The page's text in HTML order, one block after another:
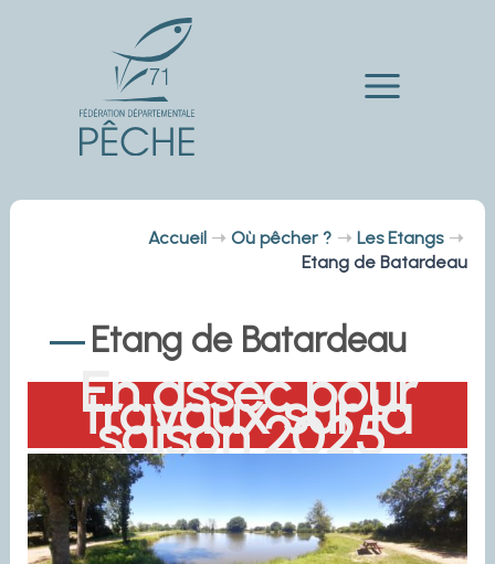
Main
Accueil Où pêcher ?
Les Etangs
Etang de Batardeau
Etang de Batardeau
En assec pour
travaux sur la
saison 2025